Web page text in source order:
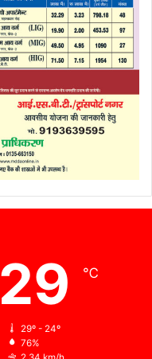
29 ℃
29º - 24º
76%